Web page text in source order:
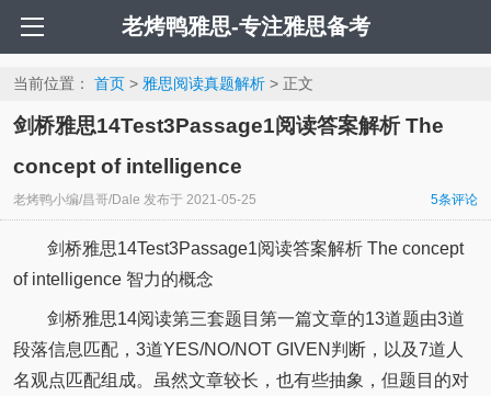
老烤鸭雅思-专注雅思备考
当前位置： 首页> 雅思阅读真题解析> 正文
剑桥雅思14Test3Passage1阅读答案解析 The
concept of intelligence
老烤鸭小编/昌哥/Dale 发布于 2021-05-25 5条评论
剑桥雅思14Test3Passage1阅读答案解析 The concept
of intelligence 智力的概念
剑桥雅思14阅读第三套题目第一篇文章的13道题由3道
段落信息匹配，3道YES/NO/NOT GIVEN判断，以及7道人
名观点匹配组成。虽然文章较长，也有些抽象，但题目的对